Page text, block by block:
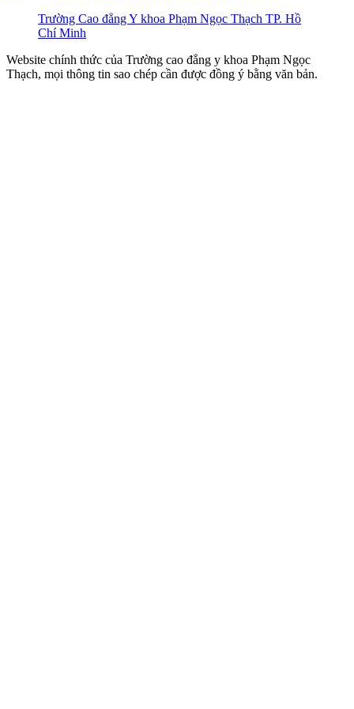
Trường Cao đẳng Y khoa Phạm Ngọc Thạch TP. Hồ
Chí Minh
Website chính thức của Trường cao đẳng y khoa Phạm Ngọc
Thạch, mọi thông tin sao chép cần được đồng ý bằng văn bản.